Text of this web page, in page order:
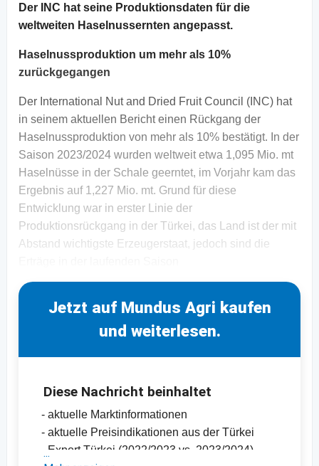
Der INC hat seine Produktionsdaten für die
weltweiten Haselnussernten angepasst.
Haselnussproduktion um mehr als 10%
zurückgegangen
Der International Nut and Dried Fruit Council (INC) hat
in seinem aktuellen Bericht einen Rückgang der
Haselnussproduktion von mehr als 10% bestätigt. In der
Saison 2023/2024 wurden weltweit etwa 1,095 Mio. mt
Haselnüsse in der Schale geerntet, im Vorjahr kam das
Ergebnis auf 1,227 Mio. mt. Grund für diese
Entwicklung war in erster Linie der
Produktionsrückgang in der Türkei, das Land ist der mit
Abstand wichtigste Erzeugerstaat, jedoch sind die
Jetzt auf Mundus Agri kaufen
und weiterlesen.
Diese Nachricht beinhaltet
- aktuelle Marktinformationen
- aktuelle Preisindikationen aus der Türkei
- Export Türkei (2022/2023 vs. 2023/2024)